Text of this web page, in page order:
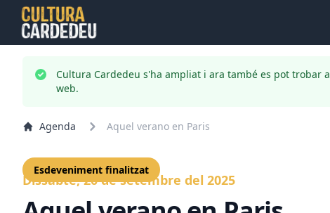
Cultura Cardedeu s'ha ampliat i ara també es pot trobar a
web.
Agenda Aquel verano en Paris
Esdeveniment finalitzat
Dissabte, 20 de setembre del 2025